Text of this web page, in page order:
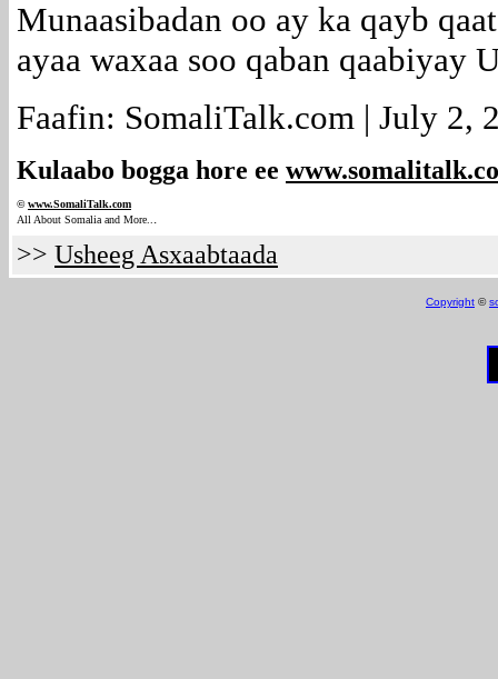
Munaasibadan oo ay ka qayb
ayaa waxaa soo qaban qaabiyay
Faafin: SomaliTalk.com | July 2,
Kulaabo bogga hore ee
©www.SomaliTalk.com
All About Somalia and More.. .
>> Usheeg Asxaabtaada
Copyright ©